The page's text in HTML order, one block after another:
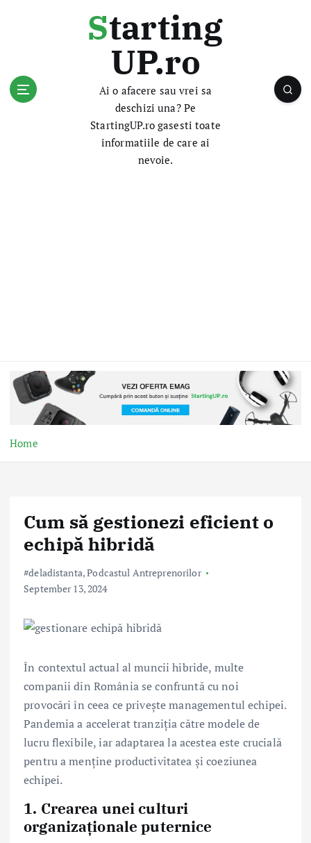
Starting
UP.ro
Ai o afacere sau vrei sa
deschizi una? Pe
StartingUP.ro gasesti toate
informatiile de care ai
nevoie.
Home
Cum să gestionezi eficient o
echipă hibridă
#deladistanta,Podcastul Antreprenorilor
September 13, 2024
În contextul actual al muncii hibride, multe
companii din România se confruntă cu noi
provocări în ceea ce privește managementul echipei.
Pandemia a accelerat tranziția către modele de
lucru flexibile, iar adaptarea la acestea este crucială
pentru a menține productivitatea și coeziunea
echipei.
1. Crearea unei culturi
organizaționale puternice